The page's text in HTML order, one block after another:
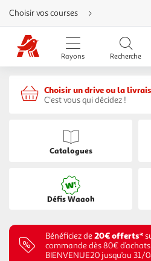
Aller
directement
au
contenu
Aller
directement
la
directement
à
Choisir vos courses
Rayons Recherche
Catalogues
Défis Waaoh
Choisir un drive ou la
C'est vous qui décidez !
Bénéficiez de20€ offerts*
commande dès 80€
BIENVENUE20 jusqu’au